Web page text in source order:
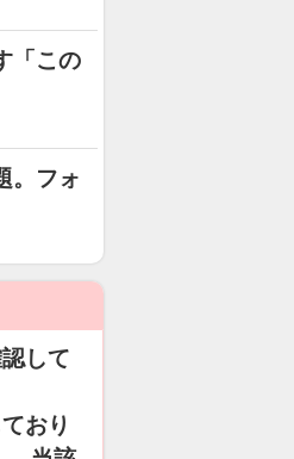
「この
。フォ
して
おり